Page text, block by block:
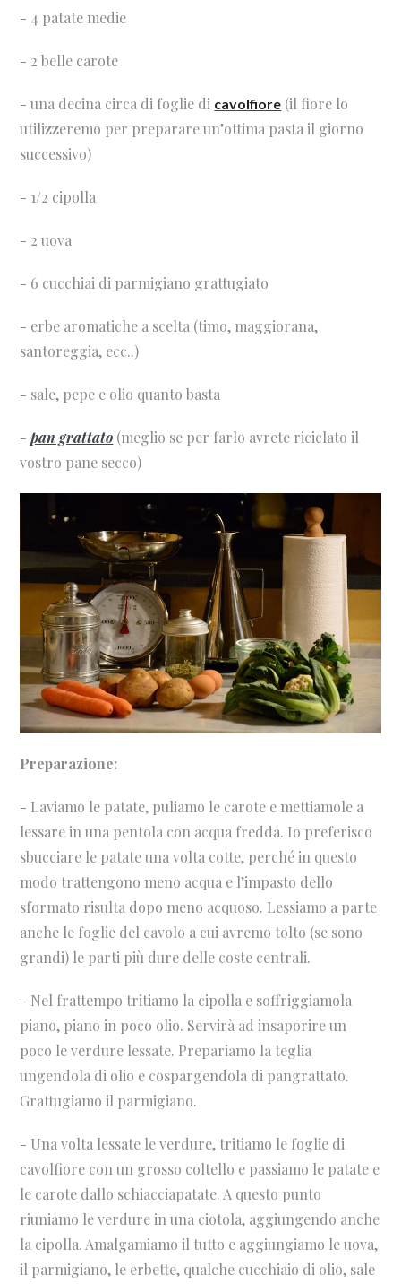
- 4 patate medie
- 2 belle carote
- una decina circa di foglie di cavolfiore (il fiore lo
utilizzeremo per preparare un’ottima pasta il giorno
successivo)
- 1/2 cipolla
- 2 uova
- 6 cucchiai di parmigiano grattugiato
- erbe aromatiche a scelta (timo, maggiorana,
santoreggia, ecc..)
- sale, pepe e olio quanto basta
-pan grattato (meglio se per farlo avrete riciclato il
vostro pane secco)
Preparazione:
- Laviamo le patate, puliamo le carote e mettiamole a
lessare in una pentola con acqua fredda. Io preferisco
sbucciare le patate una volta cotte, perché in questo
modo trattengono meno acqua e l’impasto dello
sformato risulta dopo meno acquoso. Lessiamo a parte
anche le foglie del cavolo a cui avremo tolto (se sono
grandi) le parti più dure delle coste centrali.
- Nel frattempo tritiamo la cipolla e soffriggiamola
piano, piano in poco olio. Servirà ad insaporire un
poco le verdure lessate. Prepariamo la teglia
ungendola di olio e cospargendola di pangrattato.
Grattugiamo il parmigiano.
- Una volta lessate le verdure, tritiamo le foglie di
cavolfiore con un grosso coltello e passiamo le patate e
le carote dallo schiacciapatate. A questo punto
riuniamo le verdure in una ciotola, aggiungendo anche
la cipolla. Amalgamiamo il tutto e aggiungiamo le uova,
il parmigiano, le erbette, qualche cucchiaio di olio, sale